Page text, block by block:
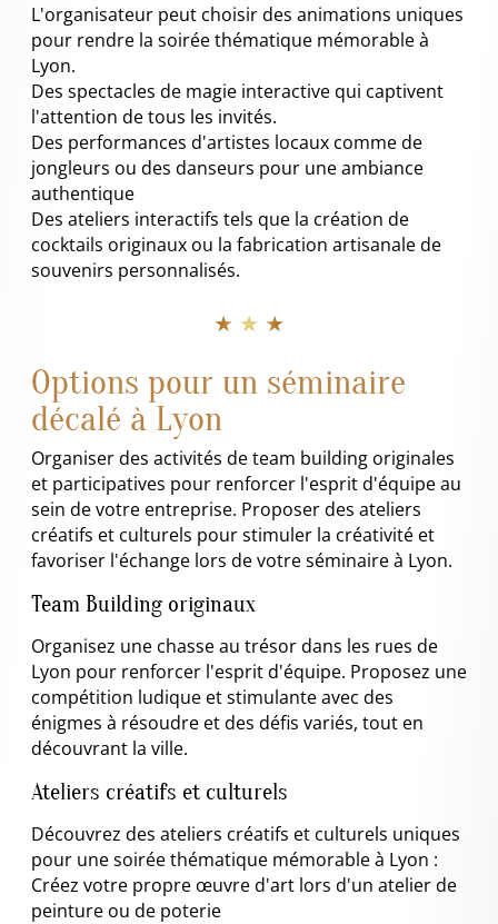
L'organisateur peut choisir des animations uniques
pour rendre la soirée thématique mémorable à
Lyon.
Des spectacles de magie interactive qui captivent
l'attention de tous les invités.
Des performances d'artistes locaux comme de
jongleurs ou des danseurs pour une ambiance
authentique
Des ateliers interactifs tels que la création de
cocktails originaux ou la fabrication artisanale de
souvenirs personnalisés.
★ ★ ★
Options pour un séminaire
décalé à Lyon
Organiser des activités de team building originales
et participatives pour renforcer l'esprit d'équipe au
sein de votre entreprise. Proposer des ateliers
créatifs et culturels pour stimuler la créativité et
favoriser l'échange lors de votre séminaire à Lyon.
Team Building originaux
Organisez une chasse au trésor dans les rues de
Lyon pour renforcer l'esprit d'équipe. Proposez une
compétition ludique et stimulante avec des
énigmes à résoudre et des défis variés, tout en
découvrant la ville.
Ateliers créatifs et culturels
Découvrez des ateliers créatifs et culturels uniques
pour une soirée thématique mémorable à Lyon :
Créez votre propre œuvre d'art lors d'un atelier de
peinture ou de poterie